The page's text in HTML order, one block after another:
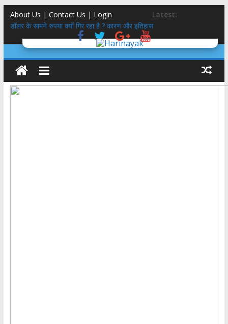
About Us | Contact Us | Login
Latest:
डॉलर के सामने रुपया क्यों गिर रहा है ? कारण और इतिहास
उत्तराखंड SIR: 24 लाख में से 19 लाख नोटिस BLO से वोटर तक
सड़क दुर्घटना में दोस्त समेत अतीक अहमद के छोटे बेटे की मौत, परिवार में अब कौन
कहां
इतिहास में क्या छिपाते और बताते हैं इरफान हबीब और रोमिला थापर ?
राजस्थान की उप मुख्यमंत्री दिया कुमारी के नाना के नाम पर है देहरादून के ‘राजेंद्र
नगर’ का नाम